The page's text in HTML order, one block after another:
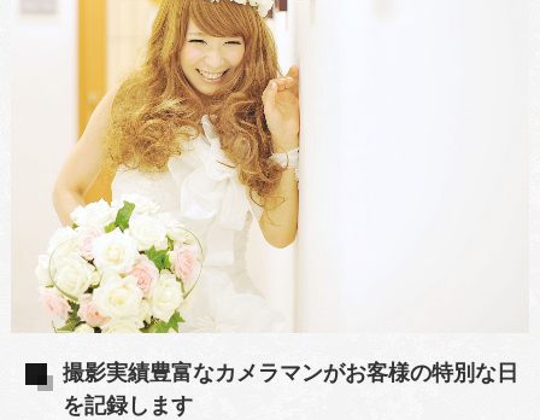
撮影実績豊富なカメラマンがお客様の特別な日
を記録します